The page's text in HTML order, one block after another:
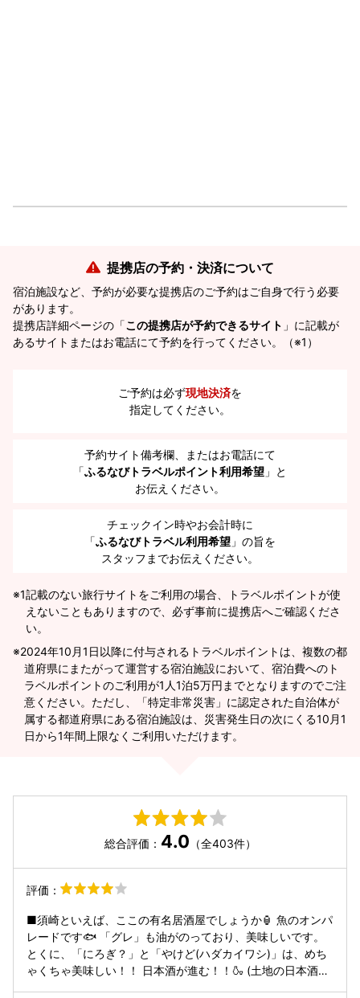
提携店の予約・決済について
宿泊施設など、予約が必要な提携店のご予約はご自身で行う必要
があります。
提携店詳細ページの「この提携店が予約できるサイト 」に記載が
あるサイトまたはお電話にて予約を行ってください。（※1）
ご予約は必ず現地決済を
指定してください。
予約サイト備考欄、またはお電話にて
「ふるなびトラベルポイント利用希望 」と
お伝えください。
チェックイン時やお会計時に
「ふるなびトラベル利用希望 」の旨を
スタッフまでお伝えください。
※1記載のない旅行サイトをご利用の場合、トラベルポイントが使
えないこともありますので、必ず事前に提携店へご確認くださ
い。
2024年10月1日以降に付与されるトラベルポイントは、複数の都
道府県にまたがって運営する宿泊施設において、宿泊費へのト
ラベルポイントのご利用が1人1泊5万円までとなりますのでご注
意ください。ただし、「特定非常災害」に認定された自治体が
属する都道府県にある宿泊施設は、災害発生日の次にくる10月1
日から1年間上限なくご利用いただけます。
総合評価： 4.0 （全403件）
評価：
■須崎といえば、ここの有名居酒屋でしょうか🏮 魚のオンパ
レードです🐟 「グレ」も油がのっており、美味しいです。
とくに、「にろぎ？」と「やけど(ハダカイワシ)」は、めち
ゃくちゃ美味しい！！ 日本酒が進む！！🍶 (土地の日本酒